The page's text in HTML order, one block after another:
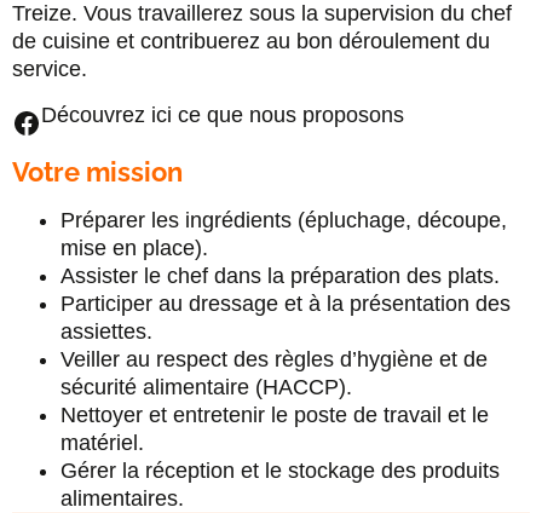
Treize. Vous travaillerez sous la supervision du chef
de cuisine et contribuerez au bon déroulement du
service.
Découvrez ici ce que nous proposons
Votre mission
Préparer les ingrédients (épluchage, découpe,
mise en place).
Assister le chef dans la préparation des plats.
Participer au dressage et à la présentation des
assiettes.
Veiller au respect des règles d’hygiène et de
sécurité alimentaire (HACCP).
Nettoyer et entretenir le poste de travail et le
matériel.
Gérer la réception et le stockage des produits
alimentaires.